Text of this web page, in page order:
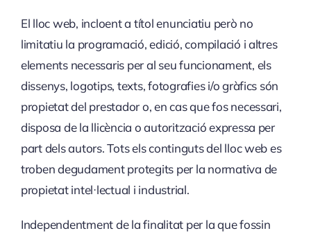
El lloc web, incloent a títol enunciatiu però no
limitatiu la programació, edició, compilació i altres
elements necessaris per al seu funcionament, els
dissenys, logotips, texts, fotografies i/o gràfics són
propietat del prestador o, en cas que fos necessari,
disposa de la llicència o autorització expressa per
part dels autors. Tots els continguts del lloc web es
troben degudament protegits per la normativa de
propietat intel·lectual i industrial.
Independentment de la finalitat per la que fossin